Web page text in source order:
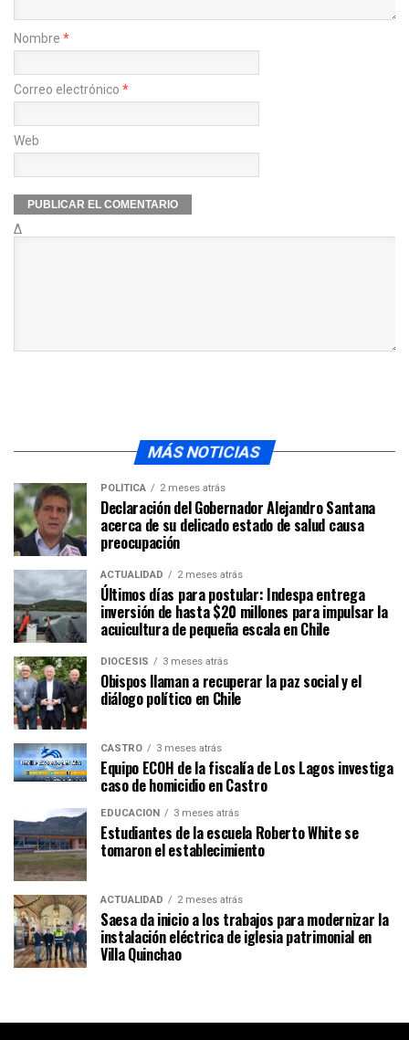
Nombre *
Correo electrónico *
Web
Δ
MÁS NOTICIAS
POLÍTICA 2 meses atrás
Declaración del Gobernador Alejandro Santana
acerca de su delicado estado de salud causa
preocupación
ACTUALIDAD 2 meses atrás
Últimos días para postular: Indespa entrega
inversión de hasta $20 millones para impulsar la
acuicultura de pequeña escala en Chile
DIÓCESIS 3 meses atrás
Obispos llaman a recuperar la paz social y el
diálogo político en Chile
CASTRO 3 meses atrás
Equipo ECOH de la fiscalía de Los Lagos investiga
caso de homicidio en Castro
EDUCACIÓN 3 meses atrás
Estudiantes de la escuela Roberto White se
tomaron el establecimiento
ACTUALIDAD 2 meses atrás
Saesa da inicio a los trabajos para modernizar la
instalación eléctrica de iglesia patrimonial en
Villa Quinchao